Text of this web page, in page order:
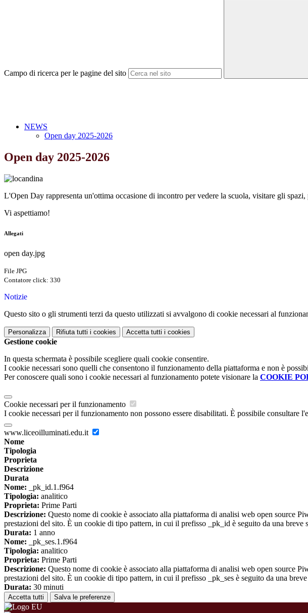
Campo di ricerca per le pagine del sito
NEWS
Open day 2025-2026
Open day 2025-2026
L'Open Day rappresenta un'ottima occasione di incontro per vedere la scuola, visitare gli
Vi aspettiamo!
Allegati
open day.jpg
File JPG
Contatore click: 330
Notizie
Questo sito o gli strumenti terzi da questo utilizzati si avvalgono di cookie necessari al
Personalizza Rifiuta tutti i cookies Accetta tutti i cookies
Gestione cookie
In questa schermata è possibile scegliere quali cookie consentire.
I cookie necessari sono quelli che consentono il funzionamento della piattaforma e non è
Per conoscere quali sono i cookie necessari al funzionamento potete visionare la COOKIE
Cookie necessari per il funzionamento
I cookie necessari per il funzionamento non possono essere disabilitati. È possibile consultare
www.liceoilluminati.edu.it
Nome
Tipologia
Proprieta
Descrizione
Durata
Nome: _pk_id.1.f964
Tipologia: analitico
Proprieta: Prime Parti
Descrizione: Questo nome di cookie è associato alla piattaforma di analisi web open source
prestazioni del sito. È un cookie di tipo pattern, in cui il prefisso _pk_id è seguito da una
Durata: 1 anno
Nome: _pk_ses.1.f964
Tipologia: analitico
Proprieta: Prime Parti
Descrizione: Questo nome di cookie è associato alla piattaforma di analisi web open source
prestazioni del sito. È un cookie di tipo pattern, in cui il prefisso _pk_ses è seguito da una
Durata: 30 minuti
Accetta tutti Salva le preferenze